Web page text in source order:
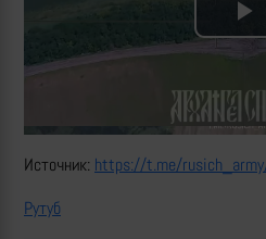
Источник: https://t.me/
Рутуб